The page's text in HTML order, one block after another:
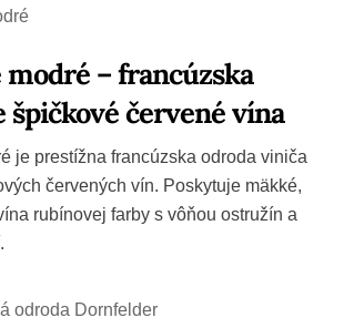
modré – francúzska
špičkové červené vína
je prestížna francúzska odroda viniča
červených vín. Poskytuje mäkké,
rubínovej farby s vôňou ostružín a